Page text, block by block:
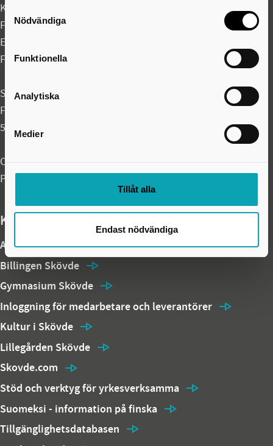
användning av kakor som du hittar längst ner på sidan
Samtyckesval
Nödvändiga
Funktionella
Analytiska
Medier
Tillåt alla
Endast nödvändiga
Kontaktcenter:
Felanmälan akuta fel dygnet runt:
E-post:
Fax: 0500-41 49 60
Skövde kommun
Fredsgatan 4
541 83 Skövde
Organisationsnummer: 212000-1710
PEPPOL ID: 0007:2120001710
Kommunens webbplatser och temasidor
Arena Skövde
Billingen Skövde
Gymnasium Skövde
Inloggning för medarbetare och leverantörer
Kultur i Skövde
Lillegården Skövde
Skovde.com
Stöd och verktyg för yrkesverksamma
Suomeksi - information på finska
Tillgänglighetsdatabasen